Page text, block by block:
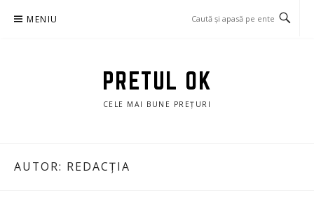
MENIU
PRETUL OK
CELE MAI BUNE PREȚURI
AUTOR: REDACȚIA